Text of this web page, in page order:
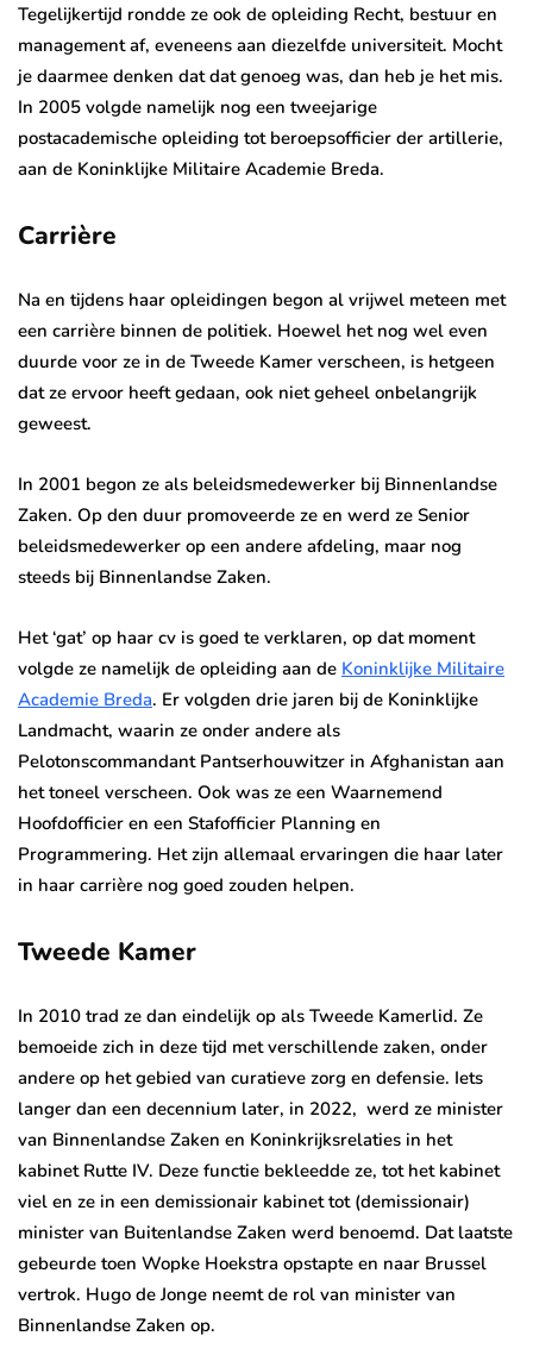
Tegelijkertijd rondde ze ook de opleiding Recht, bestuur en
management af, eveneens aan diezelfde universiteit. Mocht
je daarmee denken dat dat genoeg was, dan heb je het mis.
In 2005 volgde namelijk nog een tweejarige
postacademische opleiding tot beroepsofficier der artillerie,
aan de Koninklijke Militaire Academie Breda.
Carrière
Na en tijdens haar opleidingen begon al vrijwel meteen met
een carrière binnen de politiek. Hoewel het nog wel even
duurde voor ze in de Tweede Kamer verscheen, is hetgeen
dat ze ervoor heeft gedaan, ook niet geheel onbelangrijk
geweest.
In 2001 begon ze als beleidsmedewerker bij Binnenlandse
Zaken. Op den duur promoveerde ze en werd ze Senior
beleidsmedewerker op een andere afdeling, maar nog
steeds bij Binnenlandse Zaken.
Het ‘gat’ op haar cv is goed te verklaren, op dat moment
volgde ze namelijk de opleiding aan de Koninklijke Militaire
Academie Breda. Er volgden drie jaren bij de Koninklijke
Landmacht, waarin ze onder andere als
Pelotonscommandant Pantserhouwitzer in Afghanistan aan
het toneel verscheen. Ook was ze een Waarnemend
Hoofdofficier en een Stafofficier Planning en
Programmering. Het zijn allemaal ervaringen die haar later
in haar carrière nog goed zouden helpen.
Tweede Kamer
In 2010 trad ze dan eindelijk op als Tweede Kamerlid. Ze
bemoeide zich in deze tijd met verschillende zaken, onder
andere op het gebied van curatieve zorg en defensie. Iets
langer dan een decennium later, in 2022, werd ze minister
van Binnenlandse Zaken en Koninkrijksrelaties in het
kabinet Rutte IV. Deze functie bekleedde ze, tot het kabinet
viel en ze in een demissionair kabinet tot (demissionair)
minister van Buitenlandse Zaken werd benoemd. Dat laatste
gebeurde toen Wopke Hoekstra opstapte en naar Brussel
vertrok. Hugo de Jonge neemt de rol van minister van
Binnenlandse Zaken op.